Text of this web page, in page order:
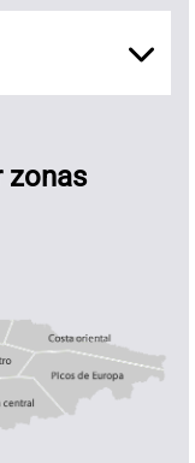
zonas
centralPicos de